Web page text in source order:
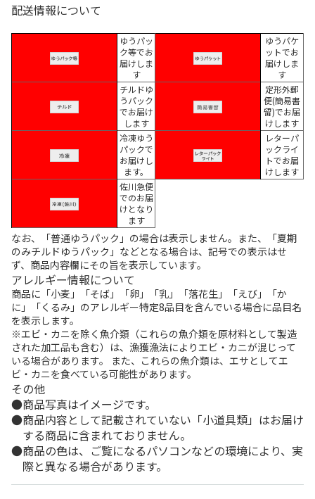
配送情報について
ゆうパッ
ク等でお
届けしま
す
ゆうパケ
ットでお
届けしま
す
チルドゆ
うパック
でお届け
します
定形外郵
便(簡易書
留)でお届
けします
冷凍ゆう
パックで
お届けし
ます。
レターパ
ックライ
トでお届
けします
佐川急便
でのお届
けとなり
ます
なお、「普通ゆうパック」の場合は表示しません。また、「夏期
のみチルドゆうパック」などとなる場合は、記号での表示はせ
ず、商品内容欄にその旨を表示しています。
アレルギー情報について
商品に「小麦」「そば」「卵」「乳」「落花生」「えび」「か
に」「くるみ」のアレルギー特定8品目を含んでいる場合に品目名
を表示します。
※エビ・カニを除く魚介類（これらの魚介類を原材料として製造
された加工品も含む）は、漁獲漁法によりエビ・カニが混じって
いる場合があります。 また、これらの魚介類は、エサとしてエ
ビ・カニを食べている可能性があります。
その他
商品写真はイメージです。
商品内容として記載されていない「小道具類」はお届け
する商品に含まれておりません。
商品の色は、ご覧になるパソコンなどの環境により、実
際と異なる場合があります。